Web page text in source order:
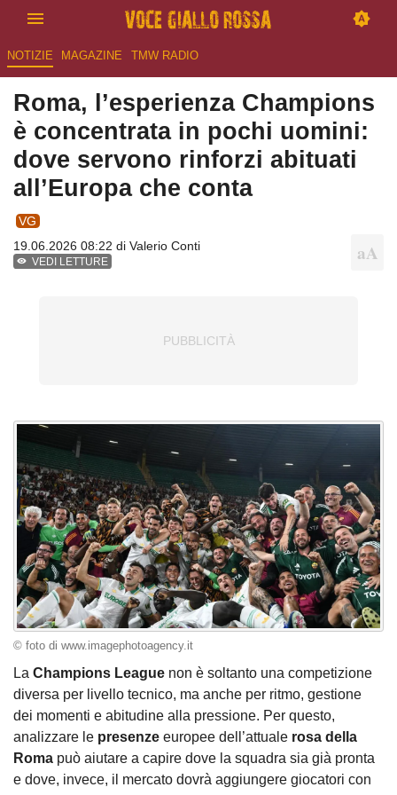
NOTIZIE MAGAZINE TMW RADIO
Roma, l’esperienza Champions
è concentrata in pochi uomini:
dove servono rinforzi abituati
all’Europa che conta
VG
19.06.2026 08:22 di Valerio Conti
VEDI LETTURE
© foto di www.imagephotoagency.it
La Champions League non è soltanto una competizione
diversa per livello tecnico, ma anche per ritmo, gestione
dei momenti e abitudine alla pressione. Per questo,
analizzare le presenze europee dell’attuale rosa della
Roma può aiutare a capire dove la squadra sia già pronta
e dove, invece, il mercato dovrà aggiungere giocatori con